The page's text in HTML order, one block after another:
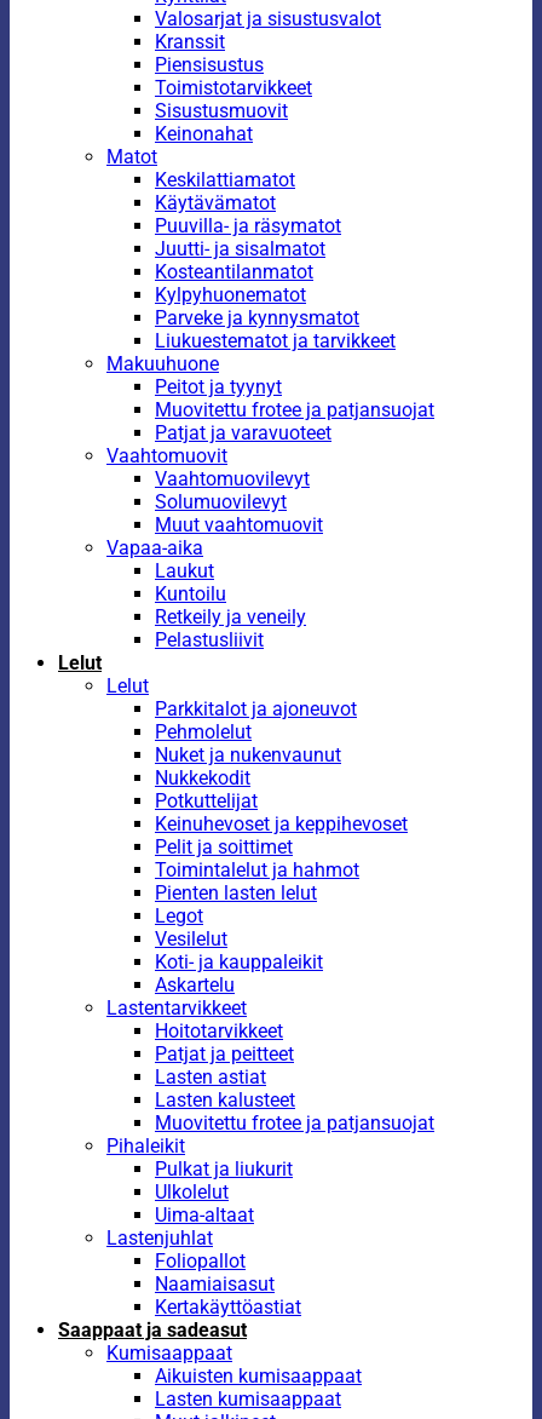
Valosarjat ja sisustusvalot
Kranssit
Piensisustus
Toimistotarvikkeet
Sisustusmuovit
Keinonahat
Matot
Keskilattiamatot
Käytävämatot
Puuvilla- ja räsymatot
Juutti- ja sisalmatot
Kosteantilanmatot
Kylpyhuonematot
Parveke ja kynnysmatot
Liukuestematot ja tarvikkeet
Makuuhuone
Peitot ja tyynyt
Muovitettu frotee ja patjansuojat
Patjat ja varavuoteet
Vaahtomuovit
Vaahtomuovilevyt
Solumuovilevyt
Muut vaahtomuovit
Vapaa-aika
Laukut
Kuntoilu
Retkeily ja veneily
Pelastusliivit
Lelut
Lelut
Parkkitalot ja ajoneuvot
Pehmolelut
Nuket ja nukenvaunut
Nukkekodit
Potkuttelijat
Keinuhevoset ja keppihevoset
Pelit ja soittimet
Toimintalelut ja hahmot
Pienten lasten lelut
Legot
Vesilelut
Koti- ja kauppaleikit
Askartelu
Lastentarvikkeet
Hoitotarvikkeet
Patjat ja peitteet
Lasten astiat
Lasten kalusteet
Muovitettu frotee ja patjansuojat
Pihaleikit
Pulkat ja liukurit
Ulkolelut
Uima-altaat
Lastenjuhlat
Foliopallot
Naamiaisasut
Kertakäyttöastiat
Saappaat ja sadeasut
Kumisaappaat
Aikuisten kumisaappaat
Lasten kumisaappaat